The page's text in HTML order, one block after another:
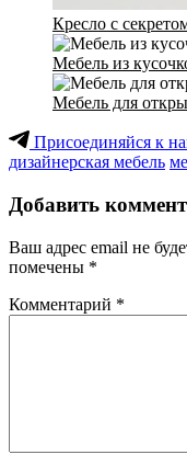
Кресло с
Мебель из
Мебель для
Присоединяйся к
дизайнерская мебель
Добавить
Ваш адрес email не
помечены *
Комментарий *